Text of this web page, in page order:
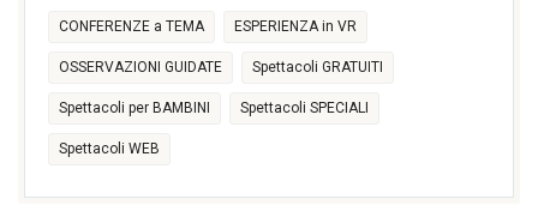
CONFERENZE a TEMA ESPERIENZA in VR
OSSERVAZIONI GUIDATE Spettacoli GRATUITI
Spettacoli per BAMBINI Spettacoli SPECIALI
Spettacoli WEB